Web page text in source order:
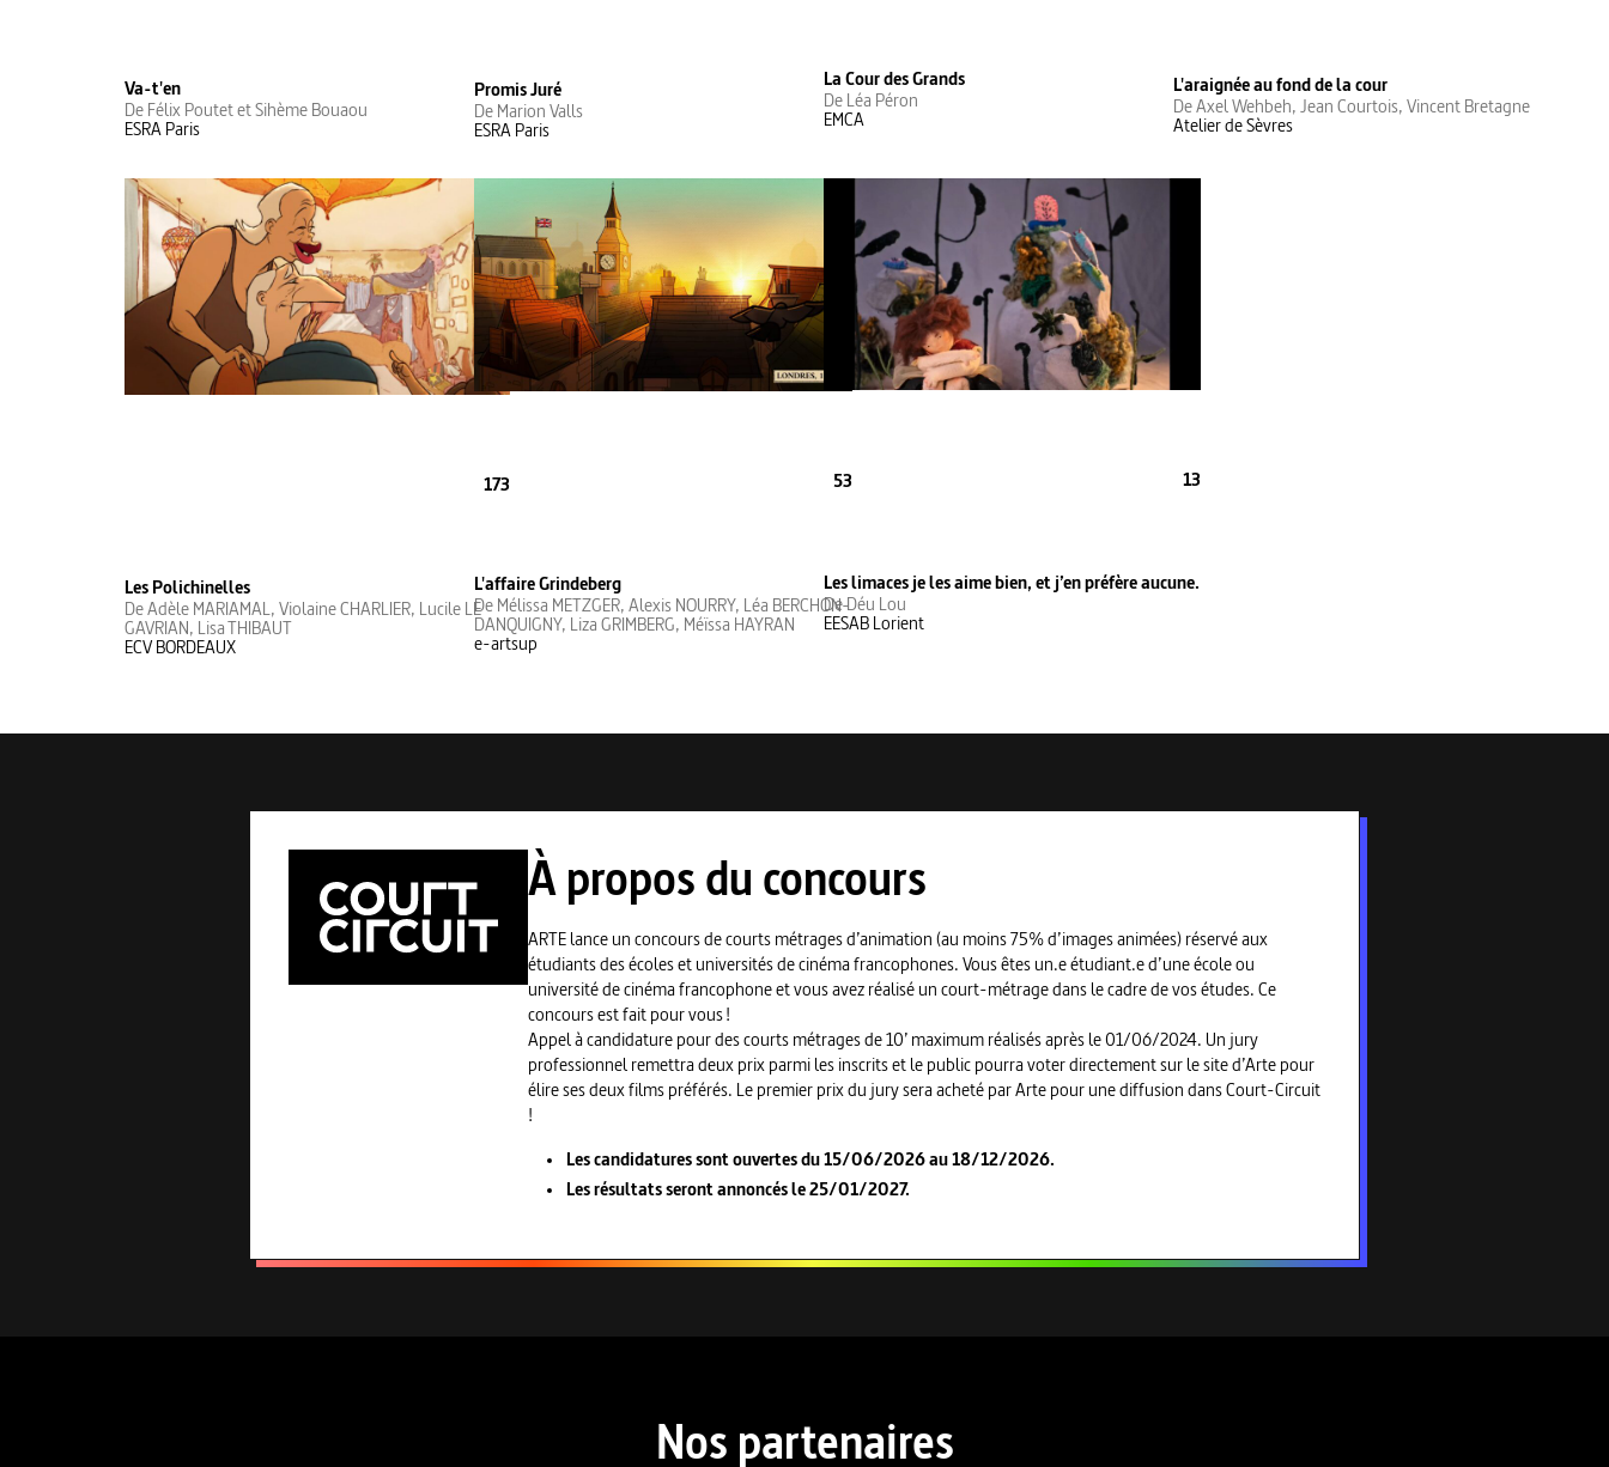
Va-t'en
De Félix Poutet et Sihème Bouaou
ESRA Paris
Promis Juré
De Marion Valls
ESRA Paris
La Cour des Grands
De Léa Péron
EMCA
L'araignée au fond de la cour
De Axel Wehbeh, Jean Courtois, Vincent Bretagne
Atelier de Sèvres
173
Les Polichinelles
De Adèle MARIAMAL, Violaine CHARLIER, Lucile LE
GAVRIAN, Lisa THIBAUT
ECV BORDEAUX
53
L'affaire Grindeberg
De Mélissa METZGER, Alexis NOURRY, Léa BERCHON-
DANQUIGNY, Liza GRIMBERG, Méïssa HAYRAN
e-artsup
13
Les limaces je les aime bien, et j’en préfère aucune.
De Déu Lou
EESAB Lorient
À propos du concours
ARTE lance un concours de courts métrages d’animation (au moins 75% d’images animées) réservé aux
étudiants des écoles et universités de cinéma francophones. Vous êtes un.e étudiant.e d’une école ou
université de cinéma francophone et vous avez réalisé un court-métrage dans le cadre de vos études. Ce
concours est fait pour vous !
Appel à candidature pour des courts métrages de 10’ maximum réalisés après le 01/06/2024. Un jury
professionnel remettra deux prix parmi les inscrits et le public pourra voter directement sur le site d’Arte pour
élire ses deux films préférés. Le premier prix du jury sera acheté par Arte pour une diffusion dans Court-Circuit
!
Les candidatures sont ouvertes du 15/06/2026 au 18/12/2026.
Les résultats seront annoncés le 25/01/2027.
Nos partenaires